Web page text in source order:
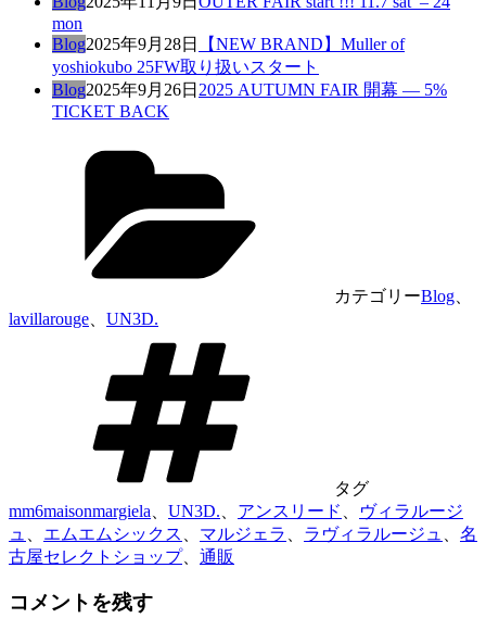
mon
Blog2025年9月28日
【NEW BRAND】Muller of
yoshiokubo 25FW取り扱いスタート
Blog2025年9月26日 2025 AUTUMN FAIR 開幕 — 5%
TICKET BACK
カテゴリーBlog
lavillarouge
UN3D.
タグ
mm6maisonmargiela
UN3D. アンスリード
ヴィラルージ
ュ
エムエムシックス マルジェラ ラヴィラルージュ
名
古屋セレクトショップ、 通販
コメントを残す